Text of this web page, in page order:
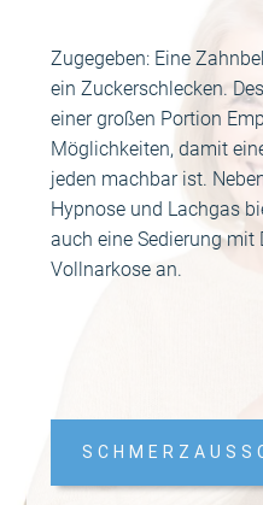
Zugegeben: Eine
ein Zuckerschlecken.
einer großen Portion
Möglichkeiten, damit
jeden machbar ist.
Hypnose und Lachgas
auch eine Sedierung mit
Vollnarkose an.